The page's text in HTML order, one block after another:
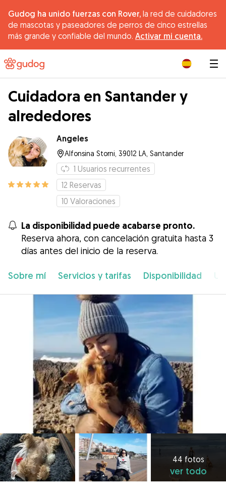
Gudog ha unido fuerzas con Rover, la red de cuidadores
de mascotas y paseadores de perros de cinco estrellas
más grande y confiable del mundo. Activar mi cuenta.
Cuidadora en Santander y
alrededores
Angeles
Alfonsina Storni, 39012 LA, Santander
1 Usuarios recurrentes
12 Reservas
10 Valoraciones
La disponibilidad puede acabarse pronto.
Reserva ahora, con cancelación gratuita hasta 3
días antes del inicio de la reserva.
Sobre mí Servicios y tarifas Disponibilidad
44 fotos
ver todo